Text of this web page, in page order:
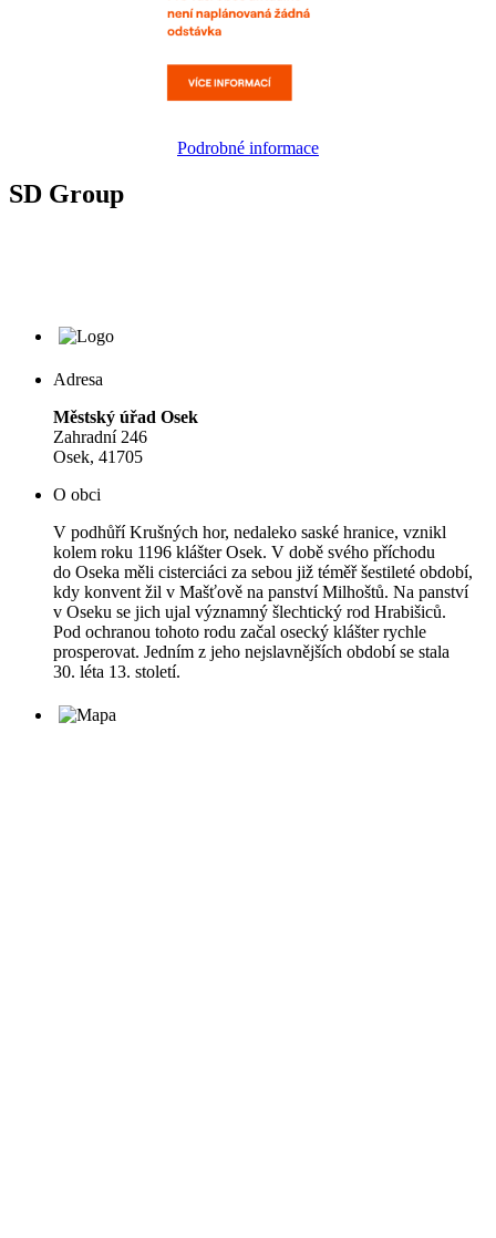
Podrobné informace
SD Group
Adresa
Městský úřad Osek
Zahradní 246
Osek, 41705
O obci
V podhůří Krušných hor, nedaleko saské hranice, vznikl
kolem roku 1196 klášter Osek. V době svého příchodu
do Oseka měli cisterciáci za sebou již téměř šestileté období,
kdy konvent žil v Mašťově na panství Milhoštů. Na panství
v Oseku se jich ujal významný šlechtický rod Hrabišiců.
Pod ochranou tohoto rodu začal osecký klášter rychle
prosperovat. Jedním z jeho nejslavnějších období se stala
30. léta 13. století.